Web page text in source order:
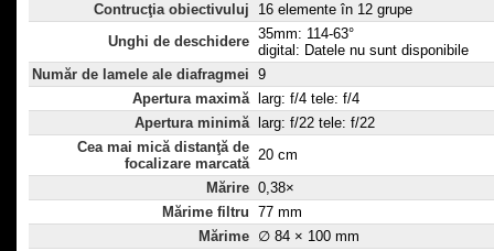
Contrucţia obiectivuluj
16 elemente în 12 grupe
Unghi de deschidere 35mm: 114-63°
digital: Datele nu sunt disponibile
Număr de lamele ale diafragmei 9
Apertura maximă
larg: f/4 tele: f/4
Apertura minimă
larg: f/22 tele: f/22
Cea mai mică distanţă de
focalizare marcată
20 cm
Mărire 0,38×
Mărime filtru 77 mm
Mărime ∅ 84 × 100 mm